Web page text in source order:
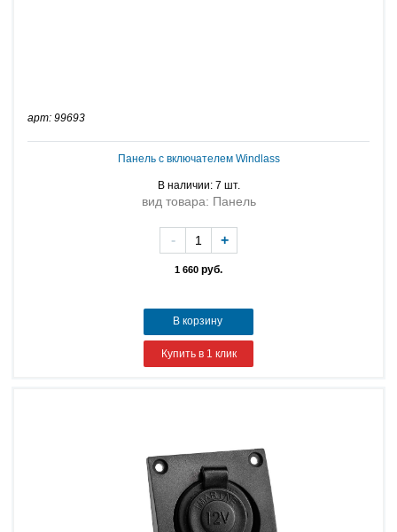
арт: 99693
Панель с включателем Windlass
В наличии: 7 шт.
вид товара: Панель
1 660 руб.
- +
В корзину
Купить в 1 клик